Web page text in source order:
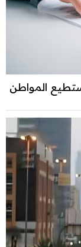
المواطن